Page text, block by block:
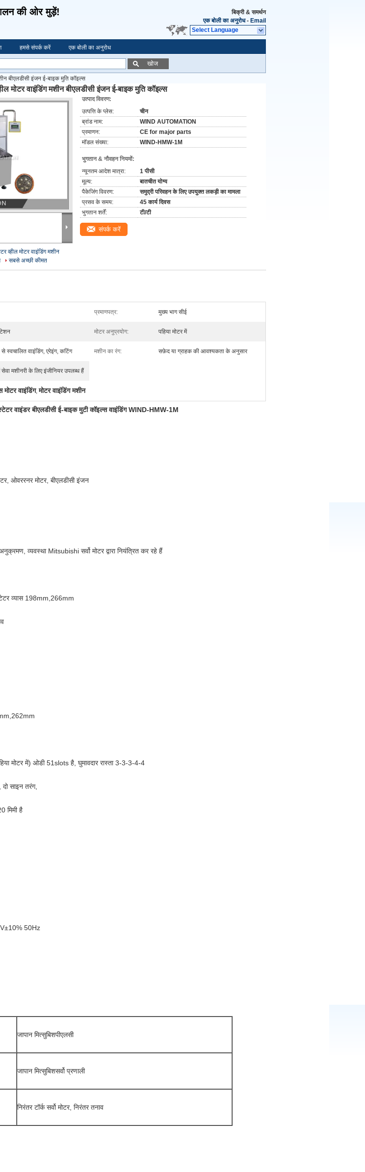
की ओर मुड़ें!
बिक्री & समर्थन
एक बोली का अनुरोध- Email
Select Language
हमसे संपर्क करें एक बोली का अनुरोध
खोज
बीएलडीसी इंजन ई-बाइक मुति कॉइल्स
मोटर वाइंडिंग मशीन बीएलडीसी इंजन ई-बाइक मुति कॉइल्स
व्हील मोटर वाइंडिंग मशीन
सबसे अच्छी कीमत
उत्पाद विवरण:
उत्पत्ति के प्लेस:
चीन
ब्रांड नाम:
WIND AUTOMATION
प्रमाणन:
CE for major parts
मॉडल संख्या:
WIND-HMW-1M
भुगतान & नौवहन नियमों:
न्यूनतम आदेश मात्रा:
1 पीसी
मूल्य:
बातचीत योग्य
पैकेजिंग विवरण:
समुद्री परिवहन के लिए उपयुक्त लकड़ी का मामला
प्रसव के समय:
45 कार्य दिवस
भुगतान शर्तें:
टी/टी
संपर्क करें
प्रमाणपत्र: मुख्य भाग सीई
मोटर अनुप्रयोग: पहिया मोटर में
से स्वचालित वाइंडिंग, एरेइंग, कटिंग मशीन का रंग: सफ़ेद या ग्राहक की आवश्यकता के अनुसार
सेवा मशीनरी के लिए इंजीनियर उपलब्ध हैं
वाइंडिंग,मोटर वाइंडिंग मशीन
वाइंडर बीएलडीसी ई-बाइक मुटी कॉइल्स वाइंडिंग WIND-HMW-1M
ओवररनर मोटर, बीएलडीसी इंजन
व्यवस्था Mitsubishi सर्वो मोटर द्वारा नियंत्रित कर रहे हैं
व्यास 198mm,266mm
मोटर में) ओडी 51slots है, घुमावदार रास्ता 3-3-3-4-4
साइन तरंग,
मिमी है
50Hz
जापान मित्सुबिशपीएलसी
जापान मित्सुबिशसर्वो प्रणाली
निरंतर टॉर्क सर्वो मोटर, निरंतर तनाव